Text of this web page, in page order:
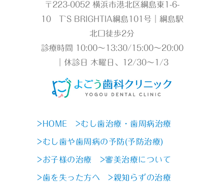
〒223-0052 横浜市港北区綱島東1-6-
10 T`S BRIGHTIA綱島101号｜綱島駅
北口徒歩2分
診療時間 10:00～13:30/15:00～20:00
｜休診日 木曜日、12/30～1/3
>HOME >むし歯治療・歯周病治療
>むし歯や歯周病の予防(予防治療)
>お子様の治療 >審美治療について
>歯を失った方へ >親知らずの治療